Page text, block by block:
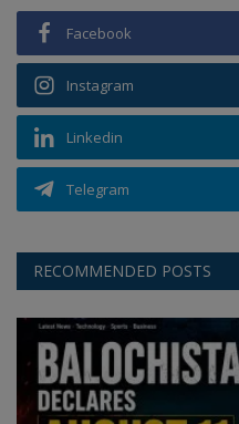
Facebook
Instagram
Linkedin
Telegram
RECOMMENDED POSTS